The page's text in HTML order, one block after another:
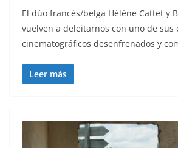
El dúo francés/belga Hélène Cattet y
vuelven a deleitarnos con uno de sus
cinematográficos desenfrenados y
Leer más